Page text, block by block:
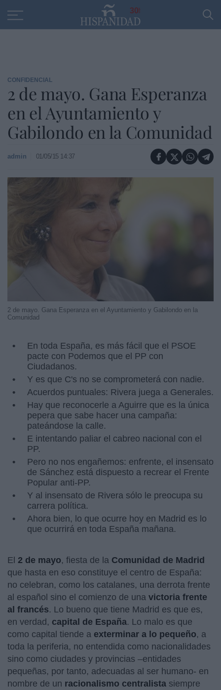
30
CONFIDENCIAL
2 de mayo. Gana Esperanza
en el Ayuntamiento y
Gabilondo en la Comunidad
admin 01/05/15 14:37
2 de mayo. Gana Esperanza en el Ayuntamiento y Gabilondo en la
Comunidad
En toda España, es más fácil que el PSOE
pacte con Podemos que el PP con
Ciudadanos.
Y es que C's no se comprometerá con nadie.
Acuerdos puntuales: Rivera juega a Generales.
Hay que reconocerle a Aguirre que es la única
pepera que sabe hacer una campaña:
pateándose la calle.
E intentando paliar el cabreo nacional con el
PP.
Pero no nos engañemos: enfrente, el insensato
de Sánchez está dispuesto a recrear el Frente
Popular anti-PP.
Y al insensato de Rivera sólo le preocupa su
carrera política.
Ahora bien, lo que ocurre hoy en Madrid es lo
que ocurrirá en toda España mañana.
El 2 de mayo, fiesta de la Comunidad de Madrid
que hasta en eso constituye el centro de España:
no celebran, como los catalanes, una derrota frente
al español sino el comienzo de una victoria frente
al francés. Lo bueno que tiene Madrid es que es,
en verdad, capital de España. Lo malo es que
como capital tiende a exterminar a lo pequeño, a
toda la periferia, no entendida como nacionalidades
sino como ciudades y provincias –entidades
pequeñas, por tanto, adecuadas al ser humano- en
nombre de un racionalismo centralista siempre